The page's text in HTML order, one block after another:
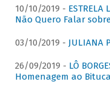
10/10/2019 -
Não Quero Falar
03/10/2019 - JULIANA
26/09/2019 - LÔ
Homenagem ao Bituca